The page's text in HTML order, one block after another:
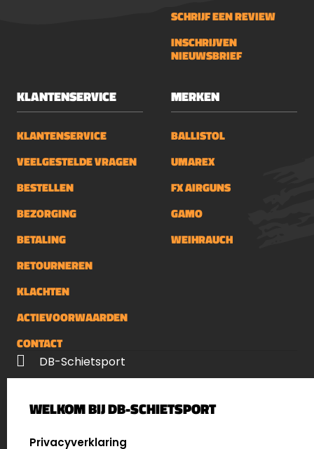
SCHRIJF EEN REVIEW
INSCHRIJVEN
NIEUWSBRIEF
KLANTENSERVICE
KLANTENSERVICE
VEELGESTELDE VRAGEN
BESTELLEN
BEZORGING
BETALING
RETOURNEREN
KLACHTEN
ACTIEVOORWAARDEN
CONTACT
MERKEN
BALLISTOL
UMAREX
FX AIRGUNS
GAMO
WEIHRAUCH
DB-Schietsport
5411 LX Zeeland
WELKOM BIJ DB-SCHIETSPORT
SELECT LANGUAGE
Privacyverklaring